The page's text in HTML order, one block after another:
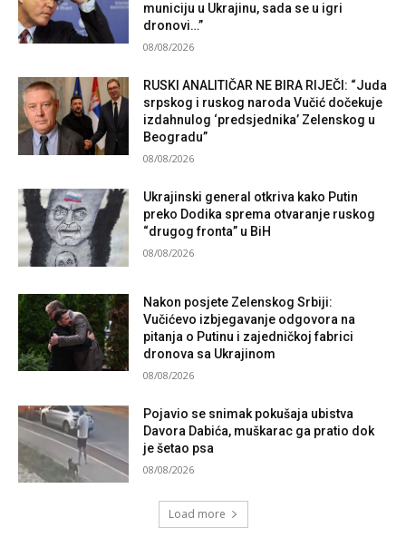
municiju u Ukrajinu, sada se u igri
dronovi…”
08/08/2026
RUSKI ANALITIČAR NE BIRA RIJEČI: “Juda
srpskog i ruskog naroda Vučić dočekuje
izdahnulog ‘predsjednika’ Zelenskog u
Beogradu”
08/08/2026
Ukrajinski general otkriva kako Putin
preko Dodika sprema otvaranje ruskog
“drugog fronta” u BiH
08/08/2026
Nakon posjete Zelenskog Srbiji:
Vučićevo izbjegavanje odgovora na
pitanja o Putinu i zajedničkoj fabrici
dronova sa Ukrajinom
08/08/2026
Pojavio se snimak pokušaja ubistva
Davora Dabića, muškarac ga pratio dok
je šetao psa
08/08/2026
Load more